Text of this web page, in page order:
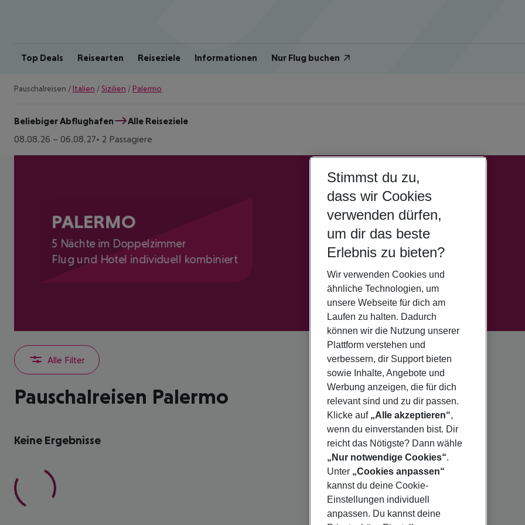
Top Deals Reisearten Reiseziele Informationen Nur Flug buchen
Pauschalreisen / Italien / Sizilien / Palermo
Beliebiger Abflughafen
Alle Reiseziele
08.08.26 – 06.08.27 2 Passagiere
PALERMO
5 Nächte im Doppelzimmer
Flug und Hotel individuell kombiniert
Alle Filter
Pauschalreisen Palermo
Keine Ergebnisse
Stimmst du zu,
dass wir Cookies
verwenden dürfen,
um dir das beste
Erlebnis zu bieten?
Wir verwenden Cookies und
ähnliche Technologien, um
unsere Webseite für dich am
Laufen zu halten. Dadurch
können wir die Nutzung unserer
Plattform verstehen und
verbessern, dir Support bieten
sowie Inhalte, Angebote und
Werbung anzeigen, die für dich
relevant sind und zu dir passen.
Klicke auf „Alle akzeptieren“,
wenn du einverstanden bist. Dir
reicht das Nötigste? Dann wähle
„Nur notwendige Cookies“.
Unter „Cookies anpassen“
kannst du deine Cookie-
Einstellungen individuell
anpassen. Du kannst deine